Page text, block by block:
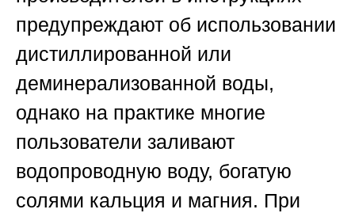
предупреждают об использовании
дистиллированной или
деминерализованной воды,
однако на практике многие
пользователи заливают
водопроводную воду, богатую
солями кальция и магния. При